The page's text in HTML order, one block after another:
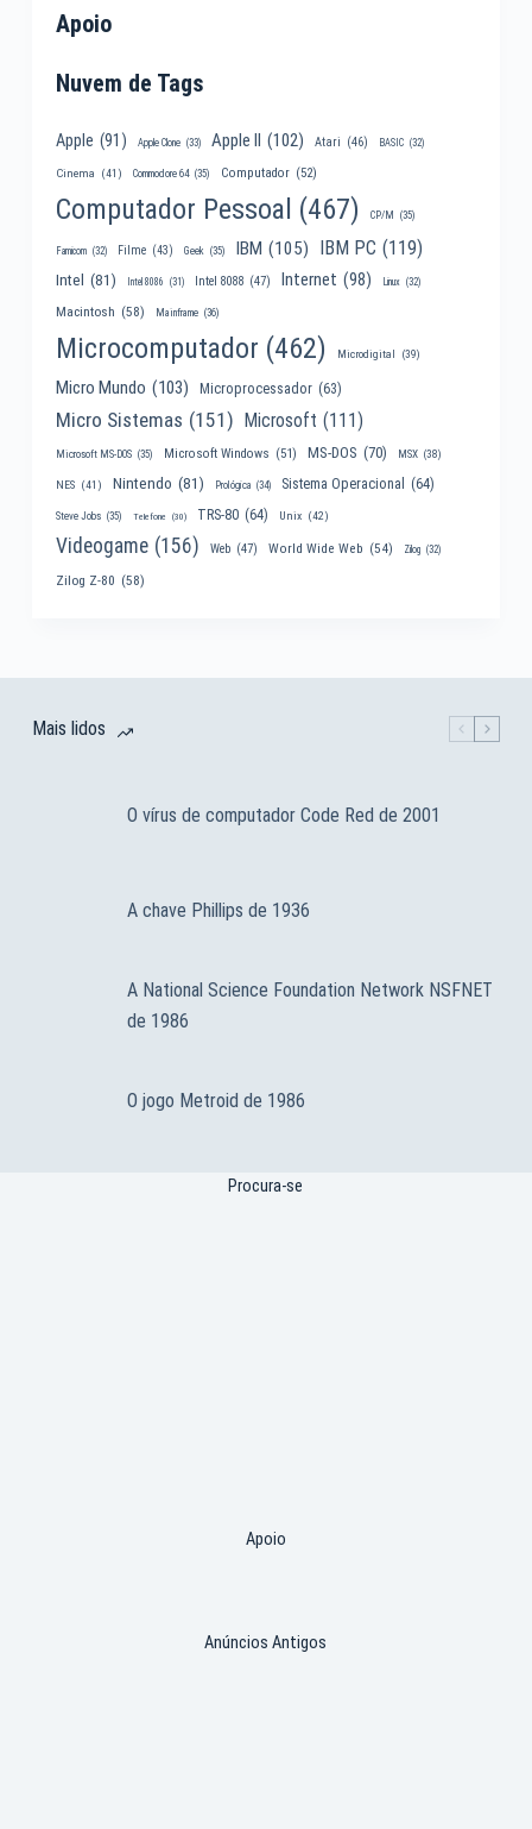
Apoio
Nuvem de Tags
Apple (91) Apple Clone (33) Apple II (102) Atari (46) BASIC (32)
Cinema (41) Commodore 64 (35) Computador (52)
Computador Pessoal (467) CP/M (35)
Famicom (32) Filme (43) Geek (35) IBM (105) IBM PC (119)
Intel (81) Intel 8086 (31) Intel 8088 (47) Internet (98) Linux (32)
Macintosh (58) Mainframe (36)
Microcomputador (462) Microdigital (39)
Micro Mundo (103) Microprocessador (63)
Micro Sistemas (151) Microsoft (111)
Microsoft MS-DOS (35) Microsoft Windows (51) MS-DOS (70) MSX (38)
NES (41) Nintendo (81) Prológica (34) Sistema Operacional (64)
Steve Jobs (35) Telefone (30) TRS-80 (64) Unix (42)
Videogame (156) Web (47) World Wide Web (54) Zilog (32)
Zilog Z-80 (58)
Mais lidos
O vírus de computador Code Red de 2001
A chave Phillips de 1936
A National Science Foundation Network NSFNET
de 1986
O jogo Metroid de 1986
Procura-se
Apoio
Anúncios Antigos